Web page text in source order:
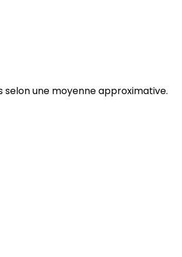
selon une moyenne approximative.